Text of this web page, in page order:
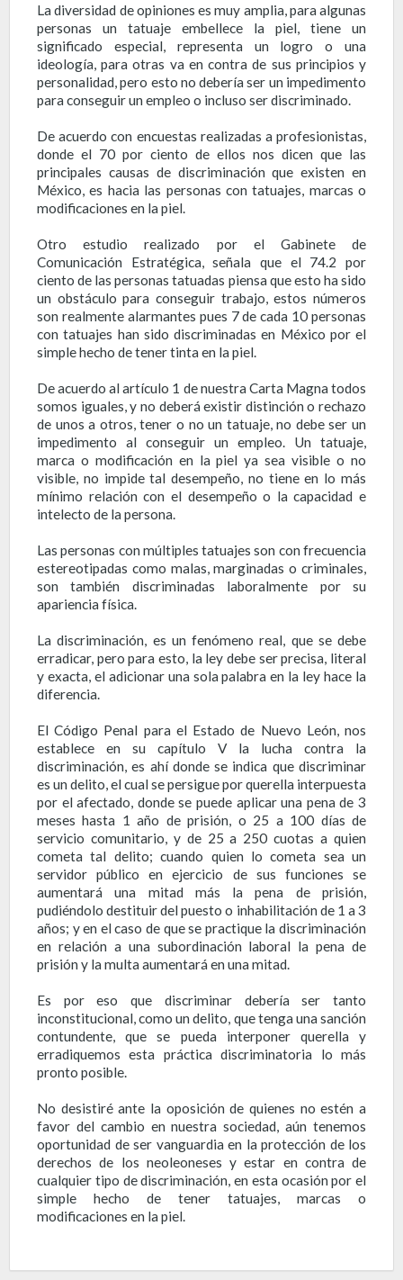
La diversidad de opiniones es muy amplia, para algunas
personas un tatuaje embellece la piel, tiene un
significado especial, representa un logro o una
ideología, para otras va en contra de sus principios y
personalidad, pero esto no debería ser un impedimento
para conseguir un empleo o incluso ser discriminado.
De acuerdo con encuestas realizadas a profesionistas,
donde el 70 por ciento de ellos nos dicen que las
principales causas de discriminación que existen en
México, es hacia las personas con tatuajes, marcas o
modificaciones en la piel.
Otro estudio realizado por el Gabinete de
Comunicación Estratégica, señala que el 74.2 por
ciento de las personas tatuadas piensa que esto ha sido
un obstáculo para conseguir trabajo, estos números
son realmente alarmantes pues 7 de cada 10 personas
con tatuajes han sido discriminadas en México por el
simple hecho de tener tinta en la piel.
De acuerdo al artículo 1 de nuestra Carta Magna todos
somos iguales, y no deberá existir distinción o rechazo
de unos a otros, tener o no un tatuaje, no debe ser un
impedimento al conseguir un empleo. Un tatuaje,
marca o modificación en la piel ya sea visible o no
visible, no impide tal desempeño, no tiene en lo más
mínimo relación con el desempeño o la capacidad e
intelecto de la persona.
Las personas con múltiples tatuajes son con frecuencia
estereotipadas como malas, marginadas o criminales,
son también discriminadas laboralmente por su
apariencia física.
La discriminación, es un fenómeno real, que se debe
erradicar, pero para esto, la ley debe ser precisa, literal
y exacta, el adicionar una sola palabra en la ley hace la
diferencia.
El Código Penal para el Estado de Nuevo León, nos
establece en su capítulo V la lucha contra la
discriminación, es ahí donde se indica que discriminar
es un delito, el cual se persigue por querella interpuesta
por el afectado, donde se puede aplicar una pena de 3
meses hasta 1 año de prisión, o 25 a 100 días de
servicio comunitario, y de 25 a 250 cuotas a quien
cometa tal delito; cuando quien lo cometa sea un
servidor público en ejercicio de sus funciones se
aumentará una mitad más la pena de prisión,
pudiéndolo destituir del puesto o inhabilitación de 1 a 3
años; y en el caso de que se practique la discriminación
en relación a una subordinación laboral la pena de
prisión y la multa aumentará en una mitad.
Es por eso que discriminar debería ser tanto
inconstitucional, como un delito, que tenga una sanción
contundente, que se pueda interponer querella y
erradiquemos esta práctica discriminatoria lo más
pronto posible.
No desistiré ante la oposición de quienes no estén a
favor del cambio en nuestra sociedad, aún tenemos
oportunidad de ser vanguardia en la protección de los
derechos de los neoleoneses y estar en contra de
cualquier tipo de discriminación, en esta ocasión por el
simple hecho de tener tatuajes, marcas o
modificaciones en la piel.